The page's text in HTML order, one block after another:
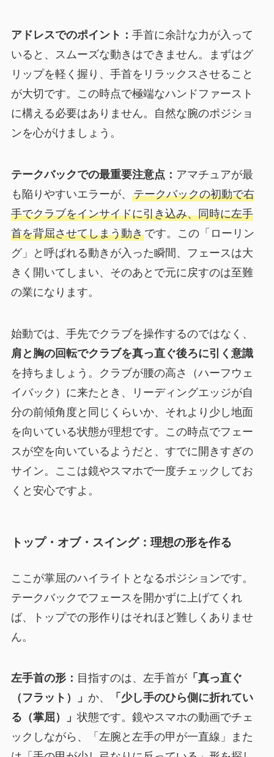
アドレスでのポイント： 手首に余計な力が入って
いると、スムーズな動きはできません。まずはグ
リップを軽く握り、手首をリラックスさせること
が大切です。この時点で極端なハンドファースト
に構える必要はありません。自然な腕のポジショ
ンを心がけましょう。
テークバックでの最重要注意点： アマチュアが最
も陥りやすいエラーが、 テークバックの初動で右
手でクラブをインサイドに引き込み、同時に左手
首を背屈させてしまう動きです。この「ローリン
グ」と呼ばれる動きが入った瞬間、フェースは大
きく開いてしまい、そのあとで元に戻すのは至難
の業になります。
始動では、手先でクラブを操作するのではなく、
肩と胸の回転でクラブを真っ直ぐ後ろに引く意識
を持ちましょう。クラブが腰の高さ（ハーフウェ
イバック）に来たとき、リーディングエッジが自
分の前傾角度と同じくらいか、それより少し地面
を向いている状態が理想です。この時点でフェー
スが空を向いているようだと、すでに開きすぎの
サイン。ここは鏡やスマホで一度チェックしてお
くと安心ですよ。
トップ・オブ・スイング：理想の形を作る
ここが掌屈のハイライトとなるポジションです。
テークバックでフェースを開かずに上げてくれ
ば、トップでの形作りはそれほど難しくありませ
ん。
左手首の形： 目指すのは、左手首が「真っ直ぐ
（フラット）」 か、
「少し手のひら側に折れてい
る（掌屈）」 状態です。鏡やスマホの動画でチェ
ックしながら、「左腕と左手の甲が一直線」また